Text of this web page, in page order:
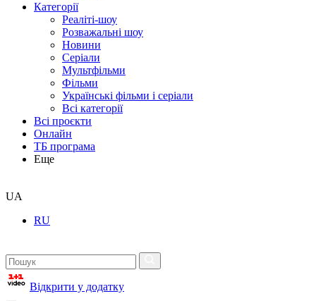
Категорії
Реаліті-шоу
Розважальні шоу
Новини
Серіали
Мультфільми
Фільми
Українські фільми і серіали
Всі категорії
Всі проєкти
Онлайн
ТБ програма
Еще
UA
RU
Відкрити у додатку